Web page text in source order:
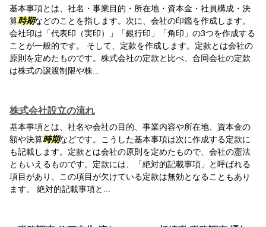
基本事項とは、社名・事業目的・所在地・資本金・社員構成・決
算時期などのことを指します。次に、会社の印鑑を作成します。
会社印は「代表印（実印）」「銀行印」「角印」の3つを作成する
ことが一般的です。 そして、定款を作成します。定款とは会社の
原則を定めたものです。株式会社の定款と比べ、合同会社の定款
は株式の譲渡制限や株...
株式会社設立の流れ
基本事項とは、社名や会社の目的、事業内容や所在地、資本金の
額や決算時期などです。こうした基本事項は次に作成する定款に
も記載します。定款とは会社の原則を定めたもので、会社の憲法
ともいえるものです。定款には、「絶対的記載事項」と呼ばれる
項目があり、この項目が欠けている定款は無効となることもあり
ます。 絶対的記載事項と...